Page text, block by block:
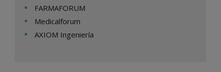
FARMAFORUM
Medicalforum
AXIOM Ingeniería